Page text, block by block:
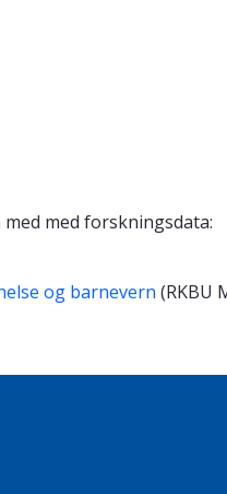
med forskningsdata:
og barnevern (RKBU